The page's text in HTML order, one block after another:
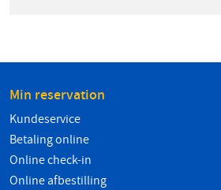
Min reservation
Kundeservice
Betaling online
Online check-in
Online afbestilling